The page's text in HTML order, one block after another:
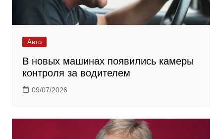
Авто
В новых машинах появились камеры
контроля за водителем
09/07/2026